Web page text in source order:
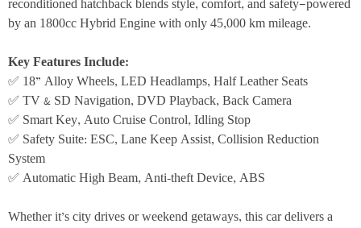
reconditioned hatchback blends style, comfort, and safety—powered
by an 1800cc Hybrid Engine with only 45,000 km mileage.
Key Features Include:
✅ 18” Alloy Wheels, LED Headlamps, Half Leather Seats
✅ TV & SD Navigation, DVD Playback, Back Camera
✅ Smart Key, Auto Cruise Control, Idling Stop
✅ Safety Suite: ESC, Lane Keep Assist, Collision Reduction
System
✅ Automatic High Beam, Anti-theft Device, ABS
Whether it’s city drives or weekend getaways, this car delivers a